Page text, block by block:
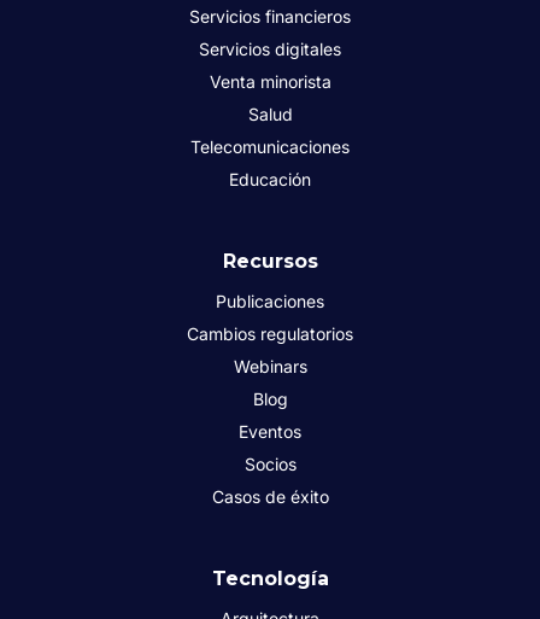
Servicios financieros
Servicios digitales
Venta minorista
Salud
Telecomunicaciones
Educación
Recursos
Publicaciones
Cambios regulatorios
Webinars
Blog
Eventos
Socios
Casos de éxito
Tecnología